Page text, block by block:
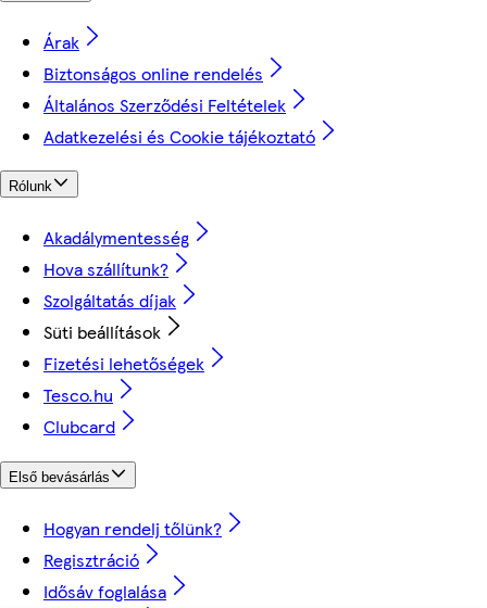
Árak
Biztonságos online rendelés
Általános Szerződési Feltételek
Adatkezelési és Cookie tájékoztató
Rólunk
Akadálymentesség
Hova szállítunk?
Szolgáltatás díjak
Süti beállítások
Fizetési lehetőségek
Tesco.hu
Clubcard
Első bevásárlás
Hogyan rendelj tőlünk?
Regisztráció
Idősáv foglalása